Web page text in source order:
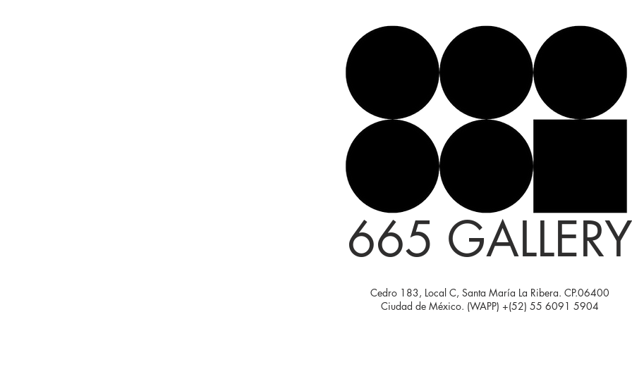
665 GALLERY
Cedro 183, Local C, Santa María La Ribera. CP.06400
Ciudad de México. (WAPP) +(52) 55 6091 5904